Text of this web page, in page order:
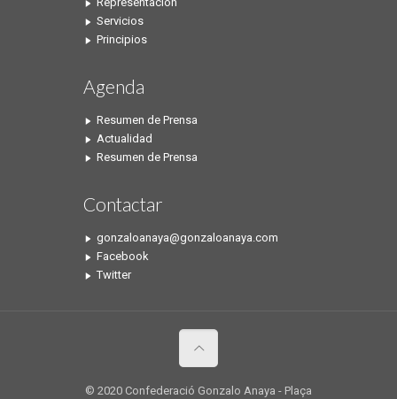
Servicios
Principios
Agenda
Resumen de Prensa
Actualidad
Resumen de Prensa
Contactar
gonzaloanaya@gonzaloanaya.com
Facebook
Twitter
© 2020 Confederació Gonzalo Anaya - Plaça